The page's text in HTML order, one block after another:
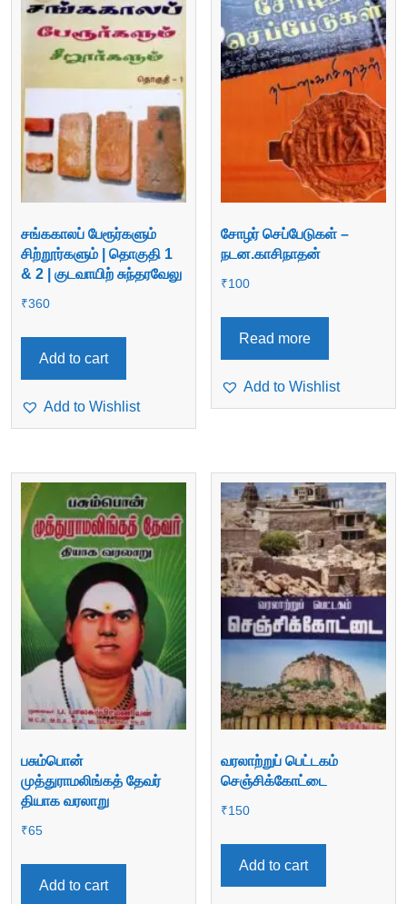
சங்ககாலப் பேரூர்களும்
சிற்றூர்களும் | தொகுதி 1
& 2 | குடவாயிற் சுந்தரவேலு
₹360
Add to cart
Add to Wishlist
சோழர் செப்பேடுகள் –
நடன.காசிநாதன்
₹100
Read more
Add to Wishlist
பசும்பொன்
முத்துராமலிங்கத் தேவர்
தியாக வரலாறு
₹65
Add to cart
வரலாற்றுப் பெட்டகம்
செஞ்சிக்கோட்டை
₹150
Add to cart